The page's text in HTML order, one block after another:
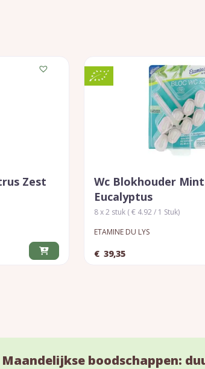
Zest
Wc Blokhouder Mint
Eucalyptus
8 x 2 stuk ( € 4.92 / 1 Stuk)
ETAMINE DU LYS
€ 39,35
boodschappen: